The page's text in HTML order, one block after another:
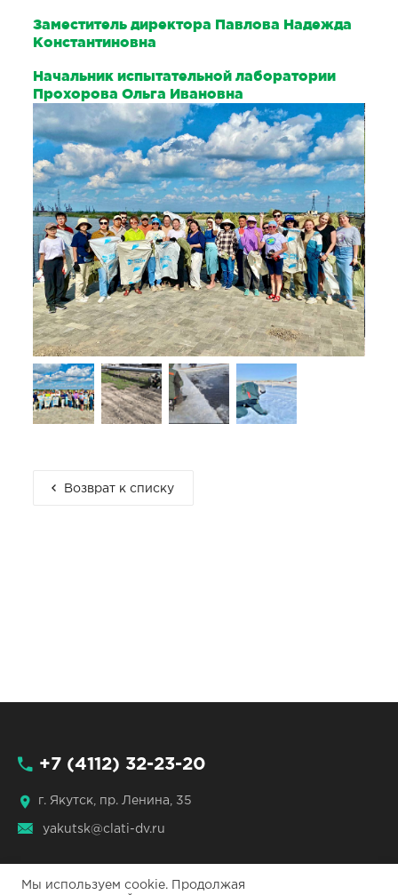
Заместитель директора Павлова Надежда
Константиновна
Начальник испытательной лаборатории
Прохорова Ольга Ивановна
Возврат к списку
+7 (4112) 32-23-20
г. Якутск, пр. Ленина, 35
yakutsk@clati-dv.ru
Мы используем cookie. Продолжая